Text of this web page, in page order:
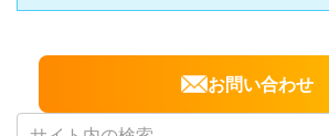
お問い合わせ